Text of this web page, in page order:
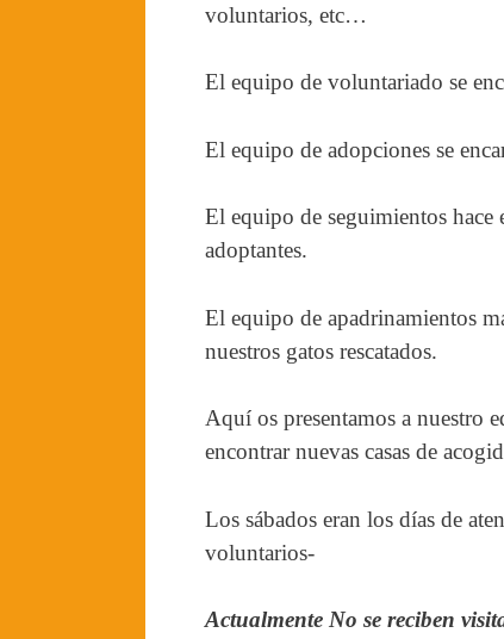
voluntarios, etc…
El equipo de voluntariado se
El equipo de adopciones se
El equipo de seguimientos hace
adoptantes.
El equipo de apadrinamientos
nuestros gatos rescatados.
Aquí os presentamos a nuestro
encontrar nuevas casas de
Los sábados eran los días de
voluntarios-
Actualmente No se reciben